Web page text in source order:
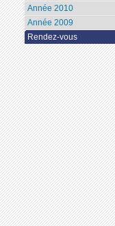
Année 2010
Année 2009
Rendez-vous